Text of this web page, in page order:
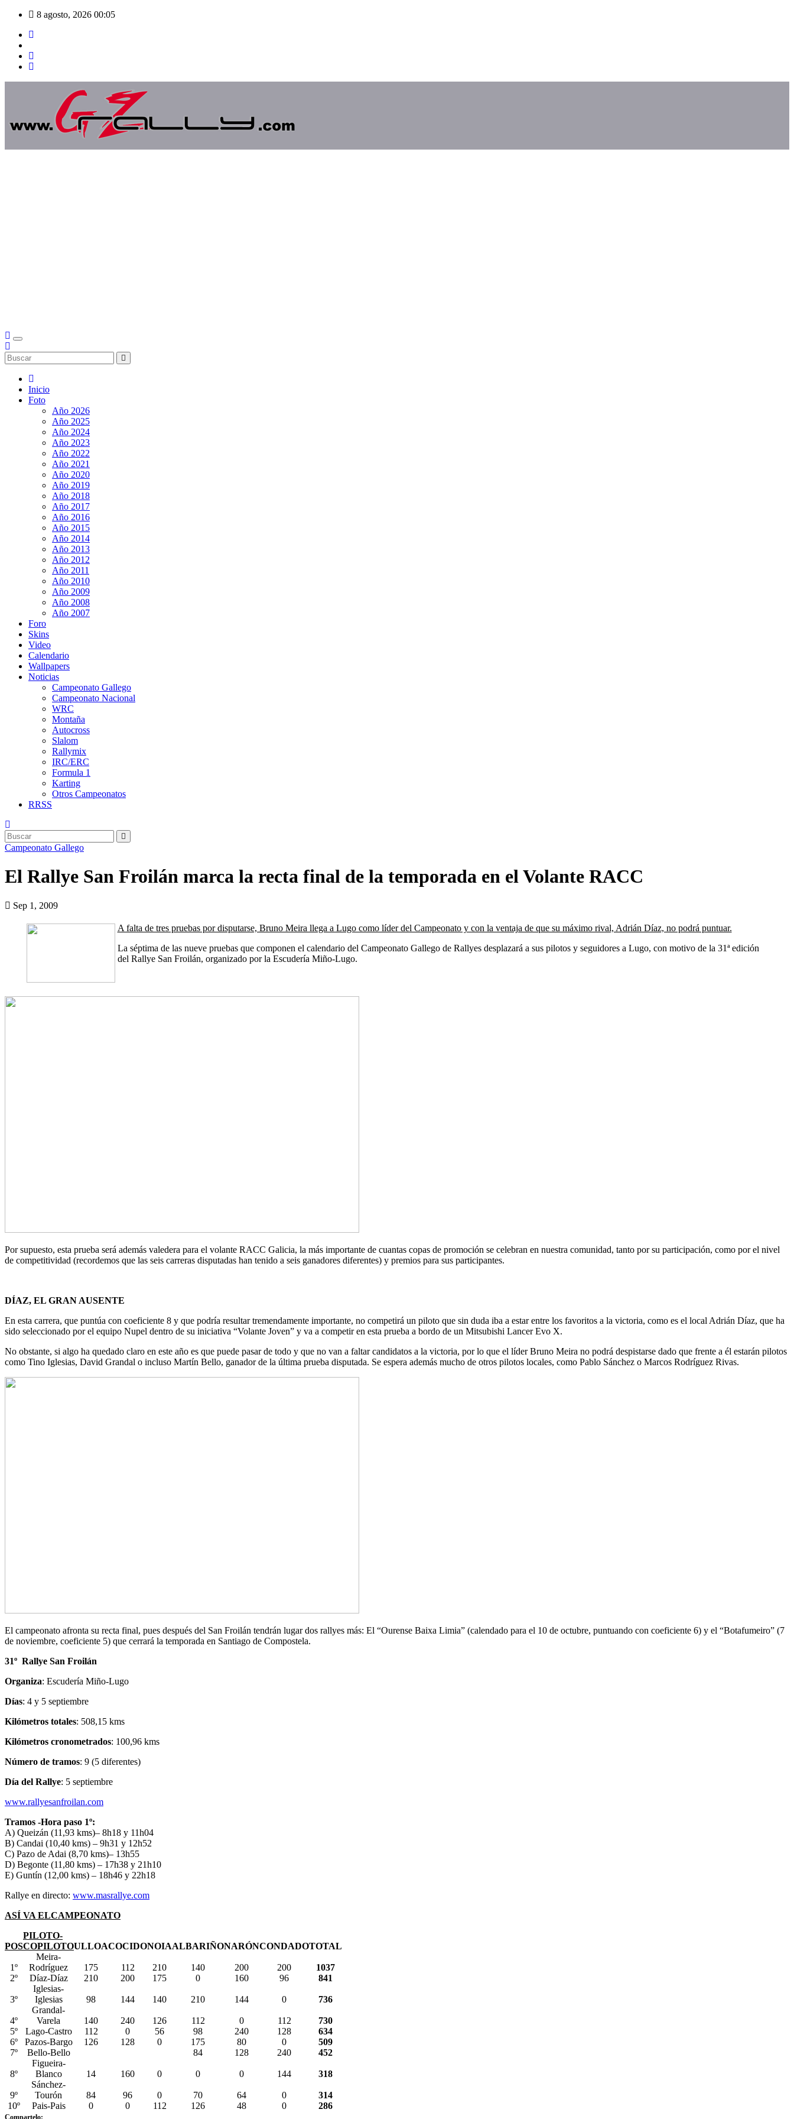
Saltar
contenido
8 agosto, 2026 00:05
Inicio
Foto
Año 2026
Año 2025
Año 2024
Año 2023
Año 2022
Año 2021
Año 2020
Año 2019
Año 2018
Año 2017
Año 2016
Año 2015
Año 2014
Año 2013
Año 2012
Año 2011
Año 2010
Año 2009
Año 2008
Año 2007
Foro
Skins
Video
Calendario
Wallpapers
Noticias
Campeonato Gallego
Campeonato Nacional
WRC
Montaña
Autocross
Slalom
Rallymix
IRC/ERC
Formula 1
Karting
Otros Campeonatos
RRSS
Campeonato Gallego
El Rallye San Froilán marca la recta final de la temporada en el Volante RACC
Sep 1, 2009
A falta de tres pruebas por disputarse, Bruno Meira llega a Lugo como líder del Campeonato y con la ventaja de que su máximo rival, Adrián Díaz, no podrá puntuar.
La séptima de las nueve pruebas que componen el calendario del Campeonato Gallego de Rallyes desplazará a sus pilotos y seguidores a Lugo, con motivo de la 31ª edición
del Rallye San Froilán, organizado por la Escudería Miño-Lugo.
Por supuesto, esta prueba será además valedera para el volante RACC Galicia, la más importante de cuantas copas de promoción se celebran en nuestra comunidad, tanto por su participación, como por el nivel
de competitividad (recordemos que las seis carreras disputadas han tenido a seis ganadores diferentes) y premios para sus participantes.
DÍAZ, EL GRAN AUSENTE
En esta carrera, que puntúa con coeficiente 8 y que podría resultar tremendamente importante, no competirá un piloto que sin duda iba a estar entre los favoritos a la victoria, como es el local Adrián Díaz, que ha
sido seleccionado por el equipo Nupel dentro de su iniciativa “Volante Joven” y va a competir en esta prueba a bordo de un Mitsubishi Lancer Evo X.
No obstante, si algo ha quedado claro en este año es que puede pasar de todo y que no van a faltar candidatos a la victoria, por lo que el líder Bruno Meira no podrá despistarse dado que frente a él estarán pilotos
como Tino Iglesias, David Grandal o incluso Martín Bello, ganador de la última prueba disputada. Se espera además mucho de otros pilotos locales, como Pablo Sánchez o Marcos Rodríguez Rivas.
El campeonato afronta su recta final, pues después del San Froilán tendrán lugar dos rallyes más: El “Ourense Baixa Limia” (calendado para el 10 de octubre, puntuando con coeficiente 6) y el “Botafumeiro” (7
de noviembre, coeficiente 5) que cerrará la temporada en Santiago de Compostela.
31º Rallye San Froilán
Organiza: Escudería Miño-Lugo
Días: 4 y 5 septiembre
Kilómetros totales: 508,15 kms
Kilómetros cronometrados: 100,96 kms
Número de tramos: 9 (5 diferentes)
Día del Rallye: 5 septiembre
www.rallyesanfroilan.com
Tramos -Hora paso 1º:
A) Queizán (11,93 kms)– 8h18 y 11h04
B) Candai (10,40 kms) – 9h31 y 12h52
C) Pazo de Adai (8,70 kms)– 13h55
D) Begonte (11,80 kms) – 17h38 y 21h10
E) Guntín (12,00 kms) – 18h46 y 22h18
Rallye en directo: www.masrallye.com
ASÍ VA ELCAMPEONATO
POS
PILOTO-
COPILOTOULLOACOCIDONOIAALBARIÑONARÓNCONDADOTOTAL
1º
Meira-
Rodríguez
175 112 210 140 200 200
1037
2º
Díaz-Díaz 210 200 175 0 160 96 841
3º
Iglesias-
Iglesias
98 144 140 210 144 0 736
4º
Grandal-
Varela
140 240 126 112 0 112
730
5º
Lago-Castro 112 0 56 98 240 128
634
6º
Pazos-Bargo 126 128 0 175 80 0
509
7º
Bello-Bello 84 128 240 452
8º
Figueira-
Blanco
14 160 0 0 0 144 318
9º
Sánchez-
Tourón
84 96 0 70 64 0
314
10º
Pais-Pais 0 0 112 126 48 0 286
Compartelo: